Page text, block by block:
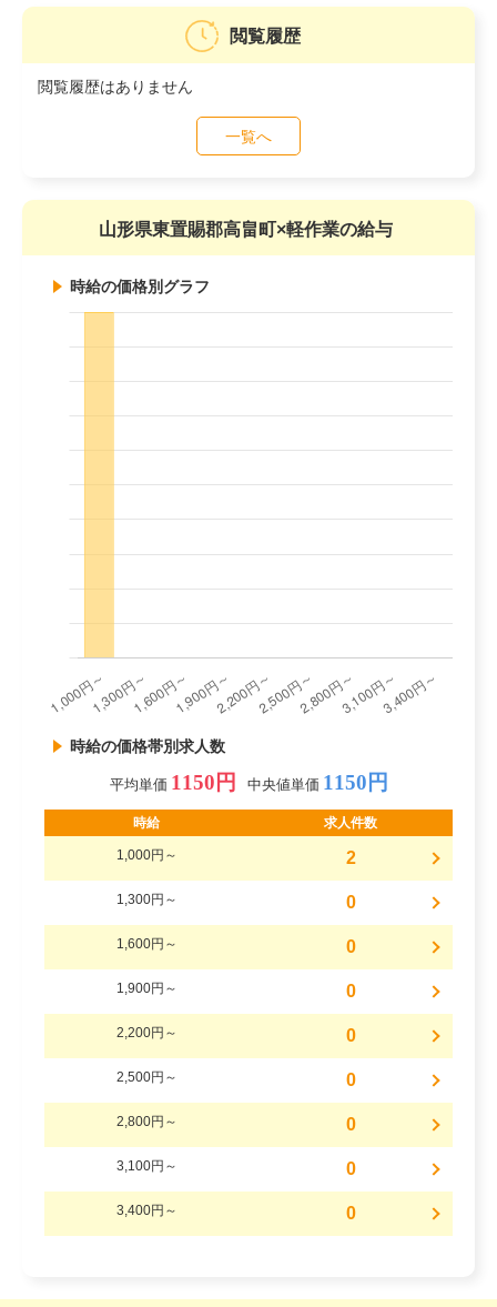
閲覧履歴
閲覧履歴はありません
一覧へ
山形県東置賜郡高畠町×軽作業の給与
時給の価格別グラフ
時給の価格帯別求人数
平均単価 1150円 中央値単価 1150円
時給 求人件数
1,000円～ 2
1,300円～ 0
1,600円～ 0
1,900円～ 0
2,200円～ 0
2,500円～ 0
2,800円～ 0
3,100円～ 0
3,400円～ 0